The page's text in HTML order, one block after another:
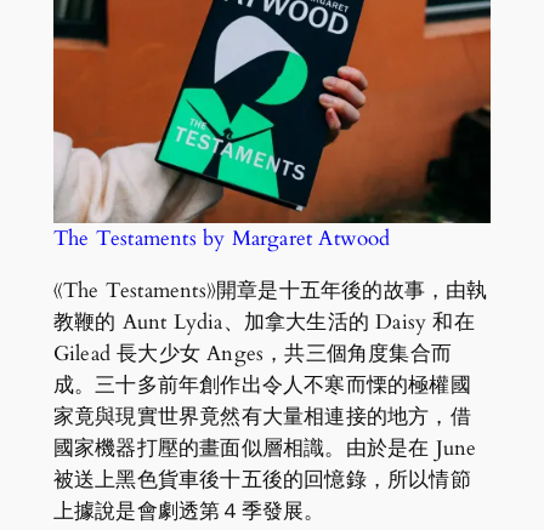
The Testaments by Margaret Atwood
《The Testaments》開章是十五年後的故事，由執
教鞭的 Aunt Lydia、加拿大生活的 Daisy 和在
Gilead 長大少女 Anges，共三個角度集合而
成。三十多前年創作出令人不寒而慄的極權國
家竟與現實世界竟然有大量相連接的地方，借
國家機器打壓的畫面似層相識。由於是在 June
被送上黑色貨車後十五後的回憶錄，所以情節
上據說是會劇透第４季發展。